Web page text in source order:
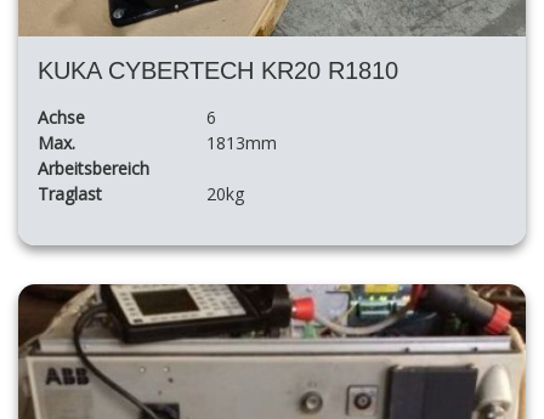
KUKA CYBERTECH KR20 R1810
Achse
6
Max.
Arbeitsbereich
1813mm
Traglast 20kg